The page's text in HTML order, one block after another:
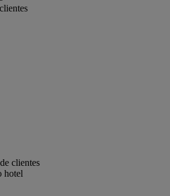
clientes
hotel